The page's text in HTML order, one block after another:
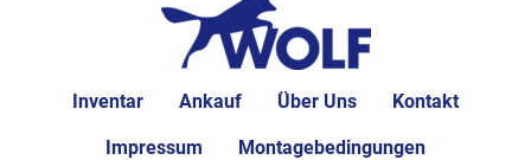
Inventar Ankauf Über Uns Kontakt
Impressum Montagebedingungen